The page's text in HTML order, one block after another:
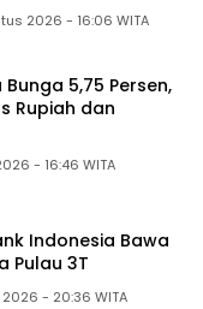
Senin, 03 Agustus 2026 - 16:06 WITA
5,75 Persen,
Rupiah dan
Sabtu, 25 Juli 2026 - 16:46 WITA
Indonesia Bawa
Pulau 3T
Selasa, 07 Juli 2026 - 20:36 WITA